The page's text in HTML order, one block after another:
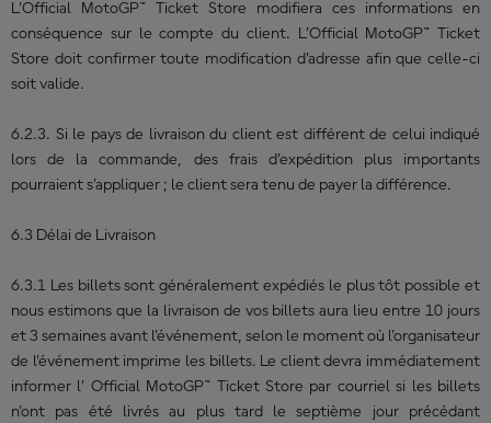
L’Official MotoGP™ Ticket Store modifiera ces informations en
conséquence sur le compte du client. L’Official MotoGP™ Ticket
Store doit confirmer toute modification d’adresse afin que celle-ci
soit valide.
6.2.3. Si le pays de livraison du client est différent de celui indiqué
lors de la commande, des frais d’expédition plus importants
pourraient s’appliquer ; le client sera tenu de payer la différence.
6.3 Délai de Livraison
6.3.1 Les billets sont généralement expédiés le plus tôt possible et
nous estimons que la livraison de vos billets aura lieu entre 10 jours
et 3 semaines avant l'événement, selon le moment où l'organisateur
de l'événement imprime les billets. Le client devra immédiatement
informer l’ Official MotoGP™ Ticket Store par courriel si les billets
n'ont pas été livrés au plus tard le septième jour précédant